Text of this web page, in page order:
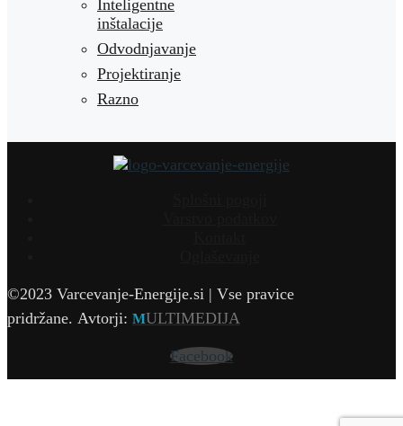
Inteligentne
inštalacije
Odvodnjavanje
Projektiranje
Razno
©2023 Varcevanje-Energije.si | Vse pravice
pridržane. Avtorji: MULTIMEDIJA
Facebook